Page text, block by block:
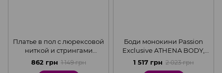
Платье в пол с люрексовой
ниткой и стрингами
Penthouse - Love on Fire,
Black, M/L
862 грн 1 149 грн
Боди монокини Passion
Exclusive ATHENA BODY,
Black, L/XL
1 517 грн 2 023 грн